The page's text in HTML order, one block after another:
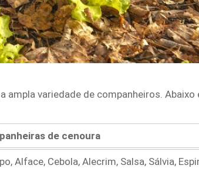
variedade de companheiros.
de cenoura
Alface, Cebola, Alecrim, Salsa, Sálvia,